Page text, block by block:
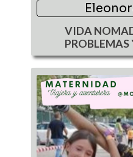
VIDA
PROBLEMAS